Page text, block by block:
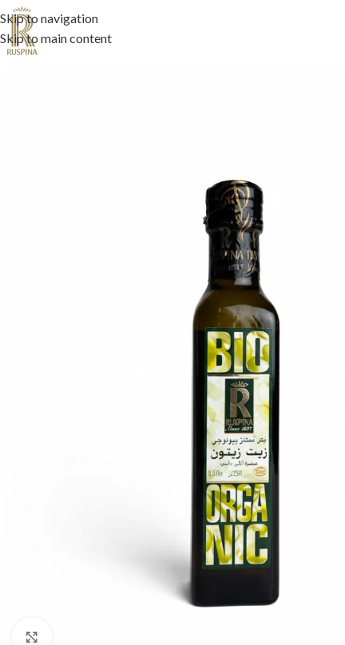
Skip to navigation
Skip to main content